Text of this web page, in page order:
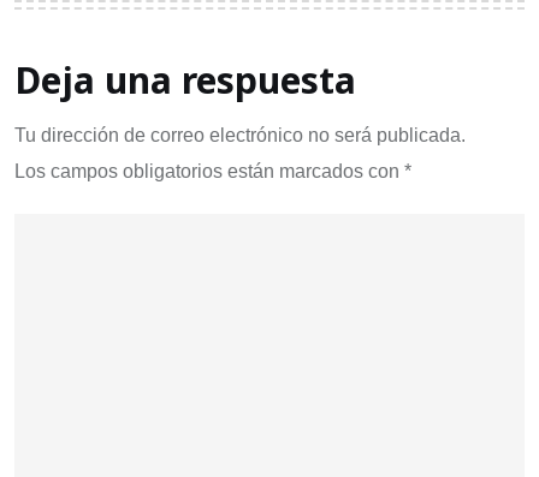
Deja una respuesta
Tu dirección de correo electrónico no será publicada.
Los campos obligatorios están marcados con *